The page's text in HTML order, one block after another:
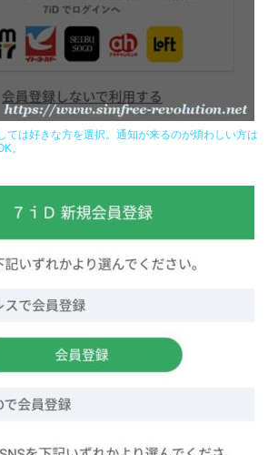
ては好きな方を選択。通知が来るのが煩わしい方は
。